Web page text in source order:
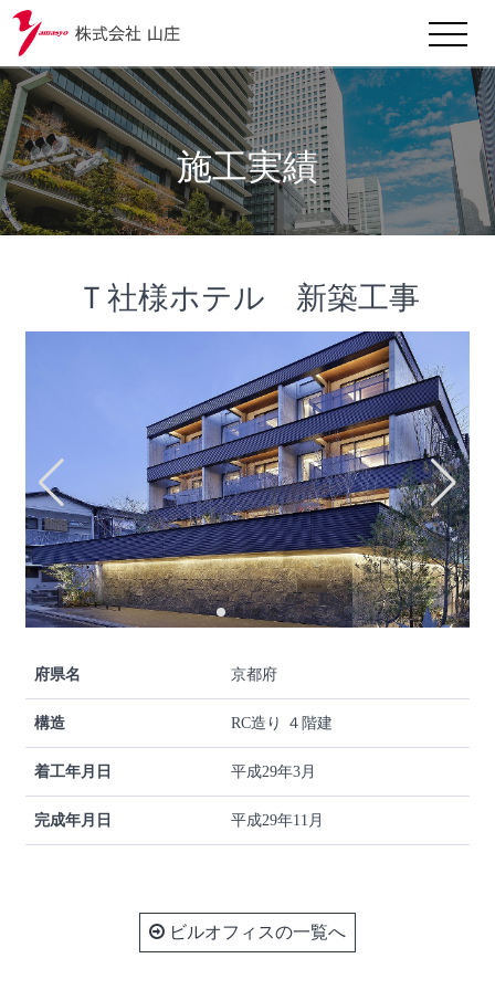
施工実績
Ｔ社様ホテル 新築工事
府県名 京都府
構造 RC造り ４階建
着工年月日 平成29年3月
完成年月日 平成29年11月
ビルオフィスの一覧へ